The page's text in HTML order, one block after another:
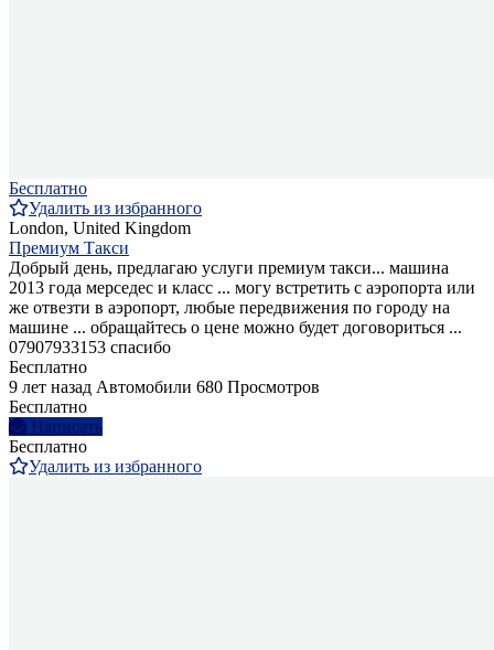
Бесплатно
Удалить из избранного
London, United Kingdom
Премиум Такси
Добрый день, предлагаю услуги премиум такси... машина
2013 года мерседес и класс ... могу встретить с аэропорта или
же отвезти в аэропорт, любые передвижения по городу на
машине ... обращайтесь о цене можно будет договориться ...
07907933153 спасибо
Бесплатно
9 лет назад Автомобили 680 Просмотров
Бесплатно
Написать
Бесплатно
Удалить из избранного